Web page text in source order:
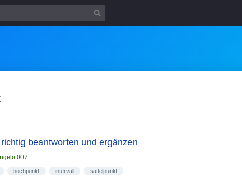
beantworten und ergänzen
007
hochpunkt intervall sattelpunkt